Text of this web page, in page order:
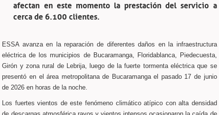
afectan en este momento la prestación del servicio a
cerca de 6.100 clientes.
ESSA avanza en la reparación de diferentes daños en la infraestructura
eléctrica de los municipios de Bucaramanga, Floridablanca, Piedecuesta,
Girón y zona rural de Lebrija, luego de la fuerte tormenta eléctrica que se
presentó en el área metropolitana de Bucaramanga el pasado 17 de junio
de 2026 en horas de la noche.
Los fuertes vientos de este fenómeno climático atípico con alta densidad